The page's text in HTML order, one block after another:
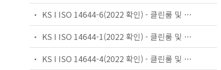
KS I ISO 14644-6(2022 확인) - 클린룸 및 제어된 환경 — 제6부: 용어
KS I ISO 14644-1(2022 확인) - 클린룸 및 제어된 환경 — 제1부: 입자 농도에 의한 공기 청정도 등급분류
KS I ISO 14644-4(2022 확인) - 클린룸 및 관련된 제어환경-제4부: 설계, 공사 및 조업 개시